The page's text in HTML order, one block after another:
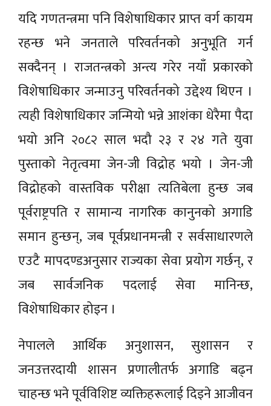
यदि गणतन्त्रमा पनि विशेषाधिकार प्राप्त वर्ग कायम
रहन्छ भने जनताले परिवर्तनको अनुभूति गर्न
सक्दैनन् । राजतन्त्रको अन्त्य गरेर नयाँ प्रकारको
विशेषाधिकार जन्माउनु परिवर्तनको उद्देश्य थिएन ।
त्यही विशेषाधिकार जन्मियो भन्ने आशंका धेरैमा पैदा
भयो अनि २०८२ साल भदौ २३ र २४ गते युवा
पुस्ताको नेतृत्वमा जेन-जी विद्रोह भयो । जेन-जी
विद्रोहको वास्तविक परीक्षा त्यतिबेला हुन्छ जब
पूर्वराष्ट्रपति र सामान्य नागरिक कानुनको अगाडि
समान हुन्छन्, जब पूर्वप्रधानमन्त्री र सर्वसाधारणले
एउटै मापदण्डअनुसार राज्यका सेवा प्रयोग गर्छन्, र
जब सार्वजनिक पदलाई सेवा मानिन्छ,
विशेषाधिकार होइन ।
नेपालले आर्थिक अनुशासन, सुशासन र
जनउत्तरदायी शासन प्रणालीतर्फ अगाडि बढ्न
चाहन्छ भने पूर्वविशिष्ट व्यक्तिहरूलाई दिइने आजीवन